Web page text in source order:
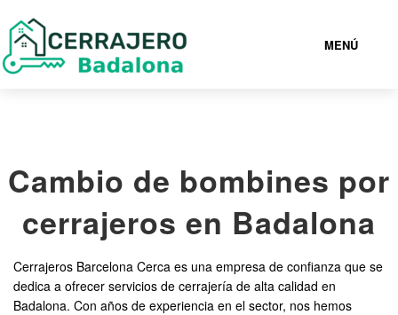
MENÚ
936943024
CERRAJEROS BADALONA BARATOS
SERVICIOS
Cambio de bombines por
cerrajeros en Badalona
Cerrajeros Barcelona Cerca es una empresa de confianza que se
dedica a ofrecer servicios de cerrajería de alta calidad en
Badalona. Con años de experiencia en el sector, nos hemos